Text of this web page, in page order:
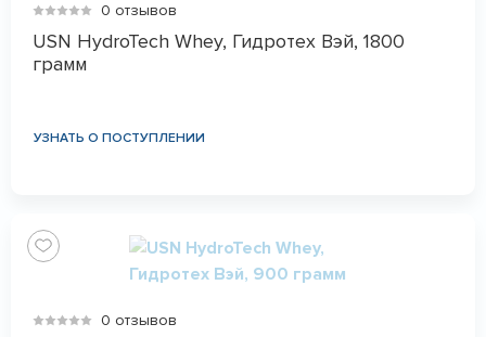
0 отзывов
USN HydroTech Whey, Гидротех Вэй, 1800
грамм
УЗНАТЬ О ПОСТУПЛЕНИИ
0 отзывов